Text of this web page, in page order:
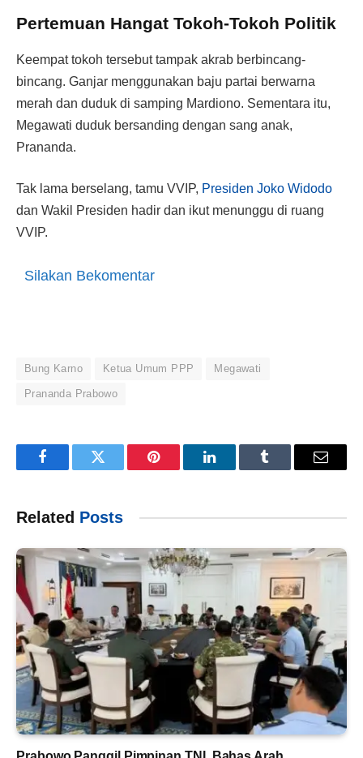
Pertemuan Hangat Tokoh-Tokoh Politik
Keempat tokoh tersebut tampak akrab berbincang-
bincang. Ganjar menggunakan baju partai berwarna
merah dan duduk di samping Mardiono. Sementara itu,
Megawati duduk bersanding dengan sang anak,
Prananda.
Tak lama berselang, tamu VVIP, Presiden Joko Widodo
dan Wakil Presiden hadir dan ikut menunggu di ruang
VVIP.
Silakan Bekomentar
Bung Karno Ketua Umum PPP Megawati
Prananda Prabowo
FacebookTwitter Pinterest LinkedInTumblr Email
Related Posts